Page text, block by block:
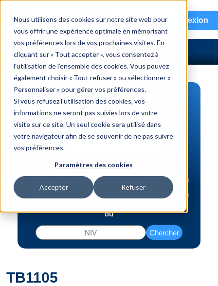
Nous utilisons des cookies sur notre site web pour
vous offrir une expérience optimale en mémorisant
vos préférences lors de vos prochaines visites. En
cliquant sur « Tout accepter », vous consentez à
l’utilisation de l’ensemble des cookies. Vous pouvez
également choisir « Tout refuser » ou sélectionner «
Personnaliser » pour gérer vos préférences.
Si vous refusez l'utilisation des cookies, vos
informations ne seront pas suivies lors de votre
visite sur ce site. Un seul cookie sera utilisé dans
votre navigateur afin de se souvenir de ne pas suivre
vos préférences.
Paramètres des cookies
Accepter Refuser
menu Connexion
RECHERCHE DE PIÈCES
Véhicule | NIV
Numéro de pièce | interchange
ou
Chercher
TB1105